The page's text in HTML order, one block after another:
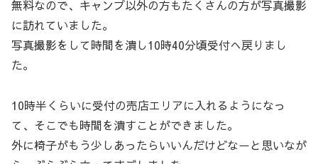
無料なので、キャンプ以外の方もたくさんの方が写真撮影
に訪れていました。
写真撮影をして時間を潰し10時40分頃受付へ戻りまし
た。
10時半くらいに受付の売店エリアに入れるようになっ
て、そこでも時間を潰すことができました。
外に椅子がもう少しあったらいいんだけどなーと思いなが